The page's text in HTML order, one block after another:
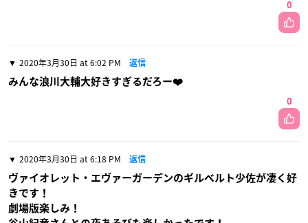
0
2020年3月30日 at 6:02 PM 返信
みんな浪川大輔大好きすぎるだろー❤️
0
2020年3月30日 at 6:18 PM 返信
ヴァイオレット・エヴァーガーデンのギルベルト少佐が凄く好
きです！
劇場版楽しみ！